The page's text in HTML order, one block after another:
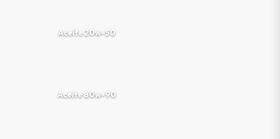
Aceite 20w-50
Aceite 80w-90